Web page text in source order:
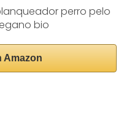
perro pelo
bio
Amazon